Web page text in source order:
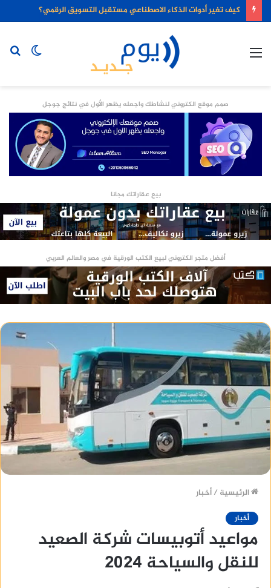
كيف تغير أدوات الذكاء الاصطناعي مستقبل التسويق الرقمي؟
الوضع
صمم موقع الكتروني لنشاطك واجعله يظهر الأول في نتائج جوجل
بيع عقاراتك مجانا
أفضل متجر الكتروني لبيع الكتب الورقية في مصر والعالم العربي
الرئيسية /أخبار
أخبار
مواعيد أتوبيسات شركة الصعيد
للنقل والسياحة 2024